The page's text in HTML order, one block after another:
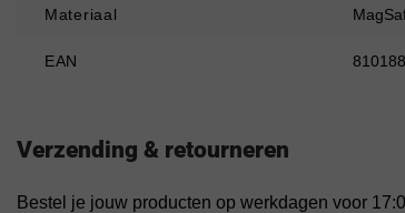
Materiaal
EAN
Verzending & retourneren
Bestel je jouw producten op werkdagen voor